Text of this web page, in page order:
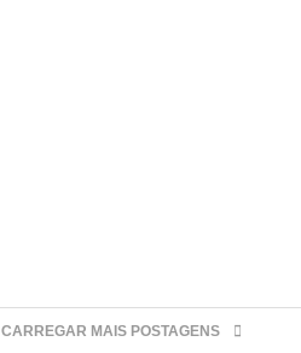
CARREGAR MAIS POSTAGENS